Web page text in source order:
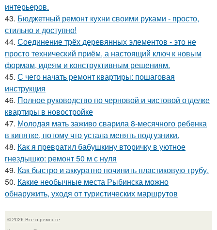
интерьеров.
43. Бюджетный ремонт кухни своими руками - просто,
стильно и доступно!
44. Соединение трёх деревянных элементов - это не
просто технический приём, а настоящий ключ к новым
формам, идеям и конструктивным решениям.
45. С чего начать ремонт квартиры: пошаговая
инструкция
46. Полное руководство по черновой и чистовой отделке
квартиры в новостройке
47. Молодая мать заживо сварила 8-месячного ребенка
в кипятке, потому что устала менять подгузники.
48. Как я превратил бабушкину вторичку в уютное
гнездышко: ремонт 50 м с нуля
49. Как быстро и аккуратно починить пластиковую трубу.
50. Какие необычные места Рыбинска можно
обнаружить, уходя от туристических маршрутов
© 2026 Все о ремонте